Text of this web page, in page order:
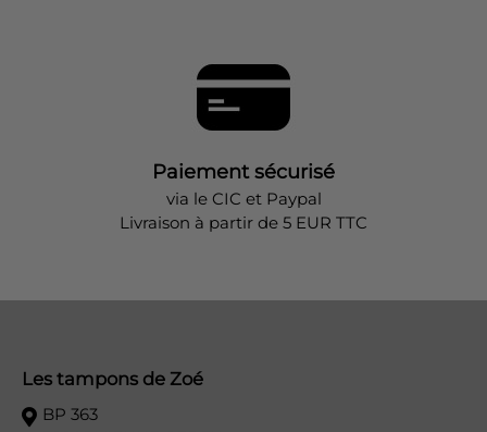
Paiement sécurisé
via le CIC et Paypal
Livraison à partir de 5 EUR TTC
Les tampons de Zoé
BP 363